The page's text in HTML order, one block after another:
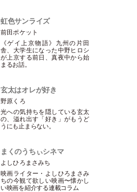
虹色サンライズ
前田ポケット
《ゲイ上京物語》九州の片田
舎、大学生になった中野ヒロシ
が上京する前日、真夜中から始
まるお話。
玄太はオレが好き
野原くろ
光への気持ちを隠している玄太
の、溢れ出す 「好き 」がもうど
うにも止まらない。
まくのうちぃシネマ
よしひろまさみち
映画ライター ・ よしひろまさみ
ちの今観て欲しい映画〜懐かし
い映画を紹介する連載コラム